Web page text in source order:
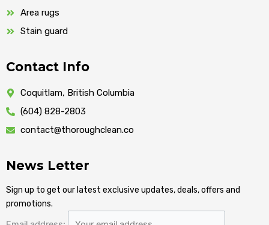
Area rugs
Stain guard
Contact Info
Coquitlam, British Columbia
(604) 828-2803
contact@thoroughclean.co
News Letter
Sign up to get our latest exclusive updates, deals, offers and
promotions.